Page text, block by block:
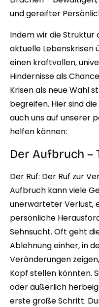
und gereifter
Indem wir die Struktur
aktuelle Lebenskrisen
einen kraftvollen,
Hindernisse als
Krisen als neue Wahl
begreifen. Hier sind
auch uns auf unserer
helfen können:
Der Aufbruch –
Der Ruf: Der Ruf zur
Aufbruch kann viele
unerwarteter Verlust,
persönliche
Sehnsucht. Oft geht
Ablehnung einher, in
Veränderungen
Kopf stellen könnten.
oder äußerlich
erste große Schritt.